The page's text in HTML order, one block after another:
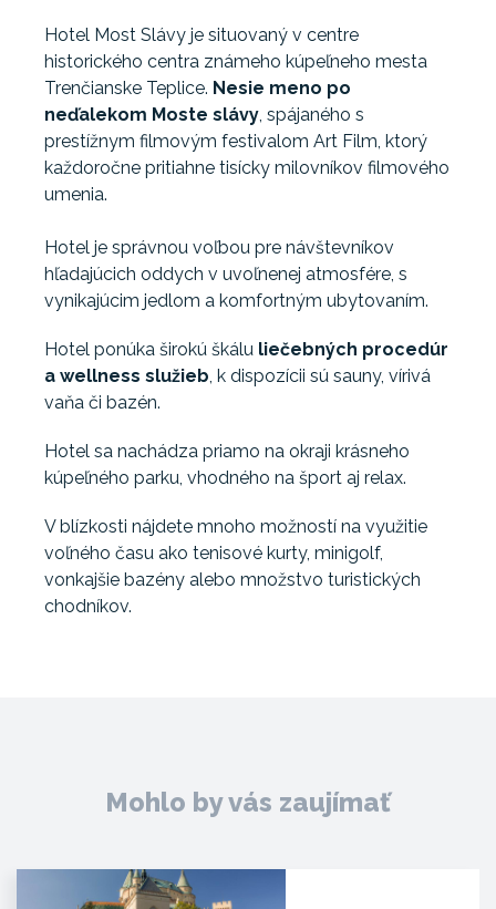
Hotel Most Slávy je situovaný v centre
historického centra známeho kúpeľneho mesta
Trenčianske Teplice. Nesie meno po
neďalekom Moste slávy , spájaného s
prestížnym filmovým festivalom Art Film, ktorý
každoročne pritiahne tisícky milovníkov filmového
umenia.
Hotel je správnou voľbou pre návštevníkov
hľadajúcich oddych v uvoľnenej atmosfére, s
vynikajúcim jedlom a komfortným ubytovaním.
Hotel ponúka širokú škálu liečebných procedúr
a wellness služieb , k dispozícii sú sauny, vírivá
vaňa či bazén.
Hotel sa nachádza priamo na okraji krásneho
kúpeľného parku, vhodného na šport aj relax.
V blízkosti nájdete mnoho možností na využitie
voľného času ako tenisové kurty, minigolf,
vonkajšie bazény alebo množstvo turistických
chodníkov.
Mohlo by vás zaujímať